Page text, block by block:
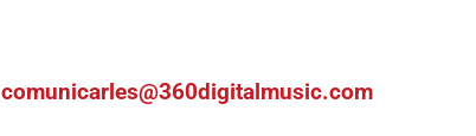
comunicarles@360digitalmusic.com